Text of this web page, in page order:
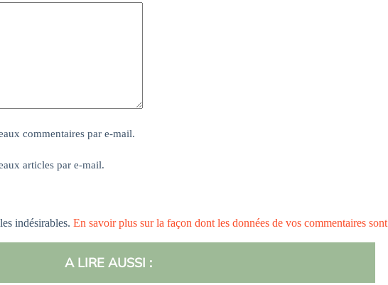
commentaires par e-mail.
articles par e-mail.
indésirables. En savoir plus sur la façon dont les données de vos commentaires sont
A LIRE AUSSI :